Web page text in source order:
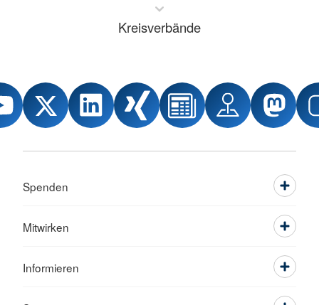
Kreisverbände
Spenden
Mitwirken
Informieren